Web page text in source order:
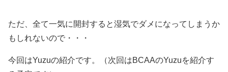
ただ、全て一気に開封すると湿気でダメになってしまうか
もしれないので・・・
今回はYuzuの紹介です。（次回はBCAAのYuzuを紹介す